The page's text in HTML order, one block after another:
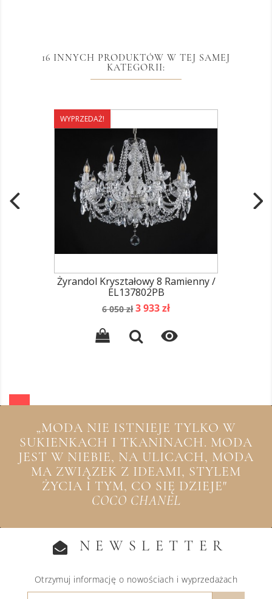
16 INNYCH PRODUKTÓW W TEJ SAMEJ
KATEGORII:
WYPRZEDAŻ!
Żyrandol Kryształowy 8 Ramienny /
EL137802PB
Cena
6 050 zł Cena
3 933 zł

„MODA NIE ISTNIEJE TYLKO W
SUKIENKACH I TKANINACH. MODA
JEST W NIEBIE, NA ULICACH, MODA
MA ZWIĄZEK Z IDEAMI, STYLEM
ŻYCIA I TYM, CO SIĘ DZIEJE"
COCO CHANEL
NEWSLETTER
Otrzymuj informację o nowościach i wyprzedażach